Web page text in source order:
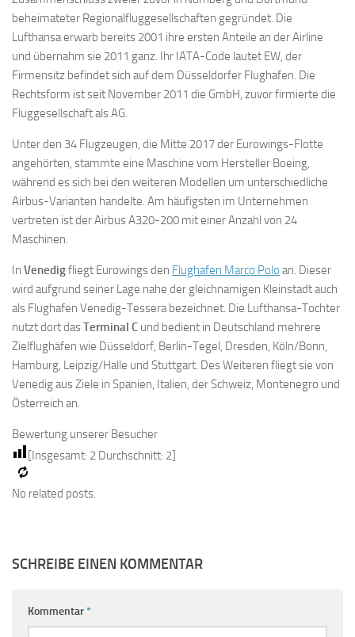
beheimateter Regionalfluggesellschaften gegründet. Die
Lufthansa erwarb bereits 2001 ihre ersten Anteile an der Airline
und übernahm sie 2011 ganz. Ihr IATA-Code lautet EW, der
Firmensitz befindet sich auf dem Düsseldorfer Flughafen. Die
Rechtsform ist seit November 2011 die GmbH, zuvor firmierte die
Fluggesellschaft als AG.
Unter den 34 Flugzeugen, die Mitte 2017 der Eurowings-Flotte
angehörten, stammte eine Maschine vom Hersteller Boeing,
während es sich bei den weiteren Modellen um unterschiedliche
Airbus-Varianten handelte. Am häufigsten im Unternehmen
vertreten ist der Airbus A320-200 mit einer Anzahl von 24
Maschinen.
In Venedigfliegt Eurowings den Flughafen Marco Polo an. Dieser
wird aufgrund seiner Lage nahe der gleichnamigen Kleinstadt auch
als Flughafen Venedig-Tessera bezeichnet. Die Lufthansa-Tochter
nutzt dort dasTerminal C und bedient in Deutschland mehrere
Zielflughäfen wie Düsseldorf, Berlin-Tegel, Dresden, Köln/Bonn,
Hamburg, Leipzig/Halle und Stuttgart. Des Weiteren fliegt sie von
Venedig aus Ziele in Spanien, Italien, der Schweiz, Montenegro und
Österreich an.
Bewertung unserer Besucher
[Insgesamt: 2 Durchschnitt: 2]
No related posts.
SCHREIBE EINEN KOMMENTAR
Kommentar*